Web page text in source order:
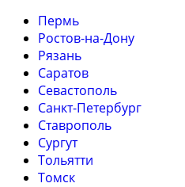
Пермь
Ростов-на-Дону
Рязань
Саратов
Севастополь
Санкт-Петербург
Ставрополь
Сургут
Тольятти
Томск